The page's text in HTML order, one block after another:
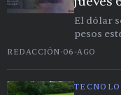
El dólar
pesos
REDACCIÓN· 06-AGO